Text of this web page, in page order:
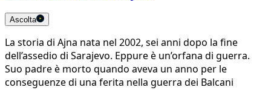
Ascolta
La storia di Ajna nata nel 2002, sei anni dopo la fine
dell’assedio di Sarajevo. Eppure è un’orfana di guerra.
Suo padre è morto quando aveva un anno per le
conseguenze di una ferita nella guerra dei Balcani